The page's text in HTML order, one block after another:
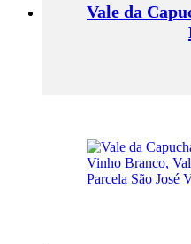
Vale da